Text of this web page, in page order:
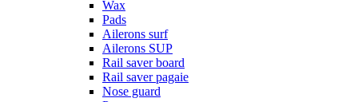
Wax
Pads
Ailerons surf
Ailerons SUP
Rail saver board
Rail saver pagaie
Nose guard